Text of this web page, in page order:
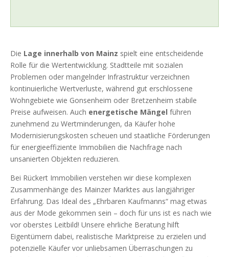
Die Lage innerhalb von Mainz spielt eine entscheidende
Rolle für die Wertentwicklung. Stadtteile mit sozialen
Problemen oder mangelnder Infrastruktur verzeichnen
kontinuierliche Wertverluste, während gut erschlossene
Wohngebiete wie Gonsenheim oder Bretzenheim stabile
Preise aufweisen. Auch energetische Mängel führen
zunehmend zu Wertminderungen, da Käufer hohe
Modernisierungskosten scheuen und staatliche Förderungen
für energieeffiziente Immobilien die Nachfrage nach
unsanierten Objekten reduzieren.
Bei Rückert Immobilien verstehen wir diese komplexen
Zusammenhänge des Mainzer Marktes aus langjähriger
Erfahrung. Das Ideal des „Ehrbaren Kaufmanns“ mag etwas
aus der Mode gekommen sein – doch für uns ist es nach wie
vor oberstes Leitbild! Unsere ehrliche Beratung hilft
Eigentümern dabei, realistische Marktpreise zu erzielen und
potenzielle Käufer vor unliebsamen Überraschungen zu